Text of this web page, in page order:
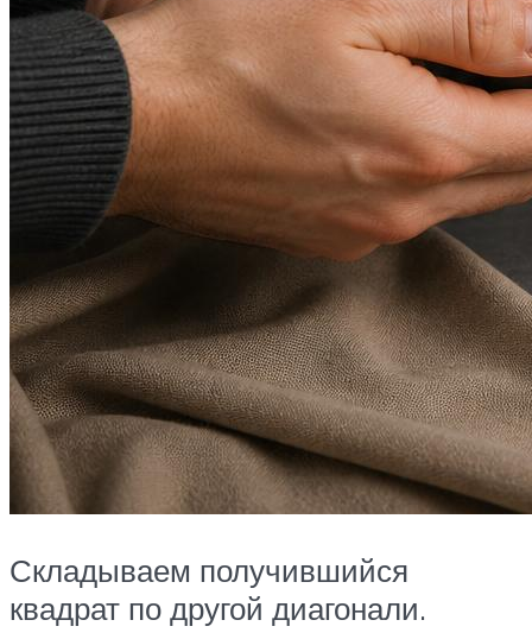
Складываем получившийся
квадрат по другой диагонали.